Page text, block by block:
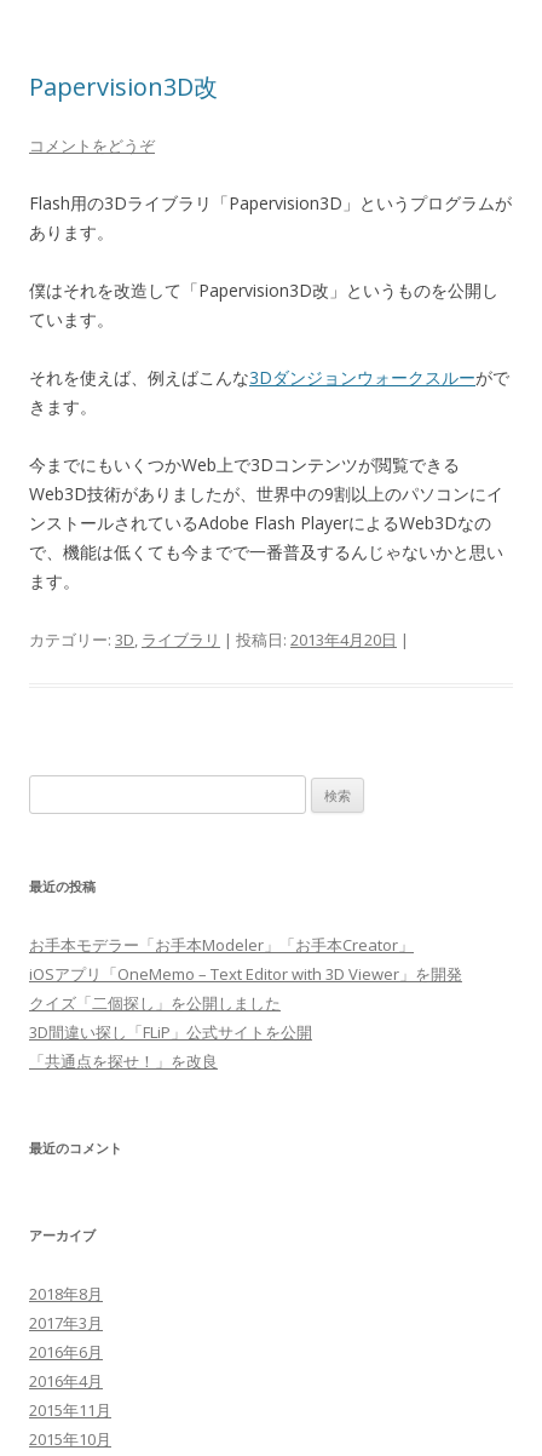
Papervision3D改
コメントをどうぞ
Flash用の3Dライブラリ「Papervision3D」というプログラムが
あります。
僕はそれを改造して「Papervision3D改」というものを公開し
ています。
それを使えば、例えばこんな3Dダンジョンウォークスルーがで
きます。
今までにもいくつかWeb上で3Dコンテンツが閲覧できる
Web3D技術がありましたが、世界中の9割以上のパソコンにイ
ンストールされているAdobe Flash PlayerによるWeb3Dなの
で、機能は低くても今までで一番普及するんじゃないかと思い
ます。
カテゴリー: 3D, ライブラリ | 投稿日: 2013年4月20日 |
索
最近の投稿
お手本モデラー「お手本Modeler」「お手本Creator」
iOSアプリ「OneMemo – Text Editor with 3D Viewer」を開発
クイズ「二個探し」を公開しました
3D間違い探し「FLiP」公式サイトを公開
「共通点を探せ！」を改良
最近のコメント
アーカイブ
2018年8月
2017年3月
2016年6月
2016年4月
2015年11月
2015年10月